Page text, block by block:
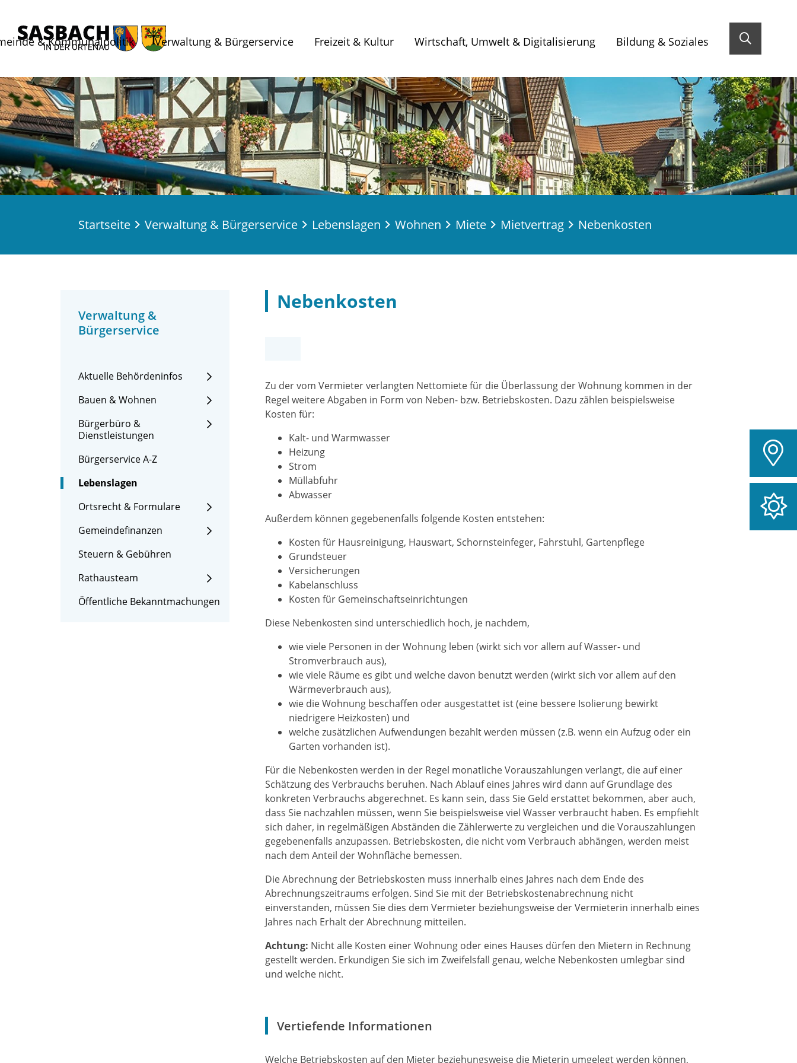
& Kommunalpolitik Verwaltung & Bürgerservice Freizeit & Kultur Wirtschaft, Umwelt & Digitalisierung Bildung & Soziales
Startseite Verwaltung & Bürgerservice Lebenslagen Wohnen Miete Mietvertrag Nebenkosten
Verwaltung &
Bürgerservice
Aktuelle Behördeninfos
Bauen & Wohnen
Bürgerbüro &
Dienstleistungen
Bürgerservice A-Z
Lebenslagen
Ortsrecht & Formulare
Gemeindefinanzen
Steuern & Gebühren
Rathausteam
Öffentliche Bekanntmachungen
Nebenkosten
Zu der vom Vermieter verlangten Nettomiete für die Überlassung der Wohnung kommen in der
Regel weitere Abgaben in Form von Neben- bzw. Betriebskosten. Dazu zählen beispielsweise
Kosten für:
Kalt- und Warmwasser
Heizung
Strom
Müllabfuhr
Abwasser
Außerdem können gegebenenfalls folgende Kosten entstehen:
Kosten für Hausreinigung, Hauswart, Schornsteinfeger, Fahrstuhl, Gartenpflege
Grundsteuer
Versicherungen
Kabelanschluss
Kosten für Gemeinschaftseinrichtungen
Diese Nebenkosten sind unterschiedlich hoch, je nachdem,
wie viele Personen in der Wohnung leben (wirkt sich vor allem auf Wasser- und
Stromverbrauch aus),
wie viele Räume es gibt und welche davon benutzt werden (wirkt sich vor allem auf den
Wärmeverbrauch aus),
wie die Wohnung beschaffen oder ausgestattet ist (eine bessere Isolierung bewirkt
niedrigere Heizkosten) und
welche zusätzlichen Aufwendungen bezahlt werden müssen (z.B. wenn ein Aufzug oder ein
Garten vorhanden ist).
Für die Nebenkosten werden in der Regel monatliche Vorauszahlungen verlangt, die auf einer
Schätzung des Verbrauchs beruhen. Nach Ablauf eines Jahres wird dann auf Grundlage des
konkreten Verbrauchs abgerechnet. Es kann sein, dass Sie Geld erstattet bekommen, aber auch,
dass Sie nachzahlen müssen, wenn Sie beispielsweise viel Wasser verbraucht haben. Es empfiehlt
sich daher, in regelmäßigen Abständen die Zählerwerte zu vergleichen und die Vorauszahlungen
gegebenenfalls anzupassen. Betriebskosten, die nicht vom Verbrauch abhängen, werden meist
nach dem Anteil der Wohnfläche bemessen.
Die Abrechnung der Betriebskosten muss innerhalb eines Jahres nach dem Ende des
Abrechnungszeitraums erfolgen. Sind Sie mit der Betriebskostenabrechnung nicht
einverstanden, müssen Sie dies dem Vermieter beziehungsweise der Vermieterin innerhalb eines
Jahres nach Erhalt der Abrechnung mitteilen.
Achtung: Nicht alle Kosten einer Wohnung oder eines Hauses dürfen den Mietern in Rechnung
gestellt werden. Erkundigen Sie sich im Zweifelsfall genau, welche Nebenkosten umlegbar sind
und welche nicht.
Vertiefende Informationen
Welche Betriebskosten auf den Mieter beziehungsweise die Mieterin umgelegt werden können,